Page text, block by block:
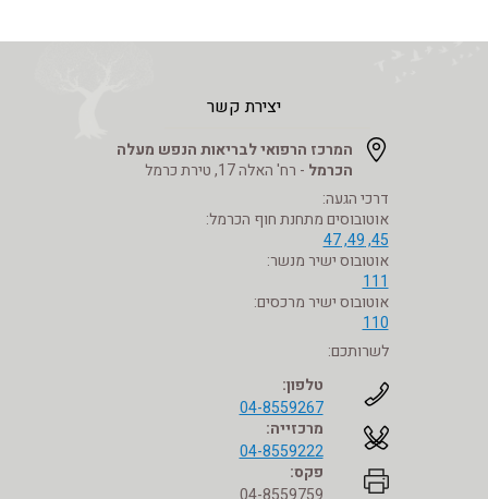
יצירת קשר
המרכז הרפואי לבריאות הנפש מעלה
הכרמל - רח' האלה 17, טירת כרמל
דרכי הגעה:
אוטובוסים מתחנת חוף הכרמל:
45, 49, 47
אוטובוס ישיר מנשר:
111
אוטובוס ישיר מרכסים:
110
לשרותכם:
טלפון:
04-8559267
מרכזייה:
04-8559222
פקס: